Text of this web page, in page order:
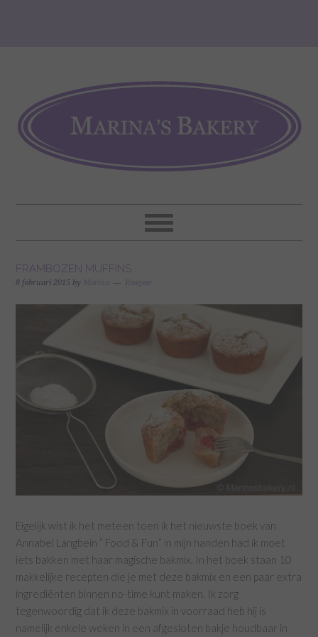
FRAMBOZEN MUFFINS
8 februari 2015 by Marina Reageer
Eigelijk wist ik het meteen toen ik het nieuwste boek van
Annabel Langbein ” Food & Fun” in mijn handen had ik moet
iets bakken met haar magische bakmix. In het boek staan 10
makkelijke recepten die je met deze bakmix en een paar extra
ingrediënten binnen no-time kunt maken. Ik zorg
tegenwoordig dat ik deze bakmix in voorraad heb hij is
namelijk enkele weken in een afgesloten bakje houdbaar in